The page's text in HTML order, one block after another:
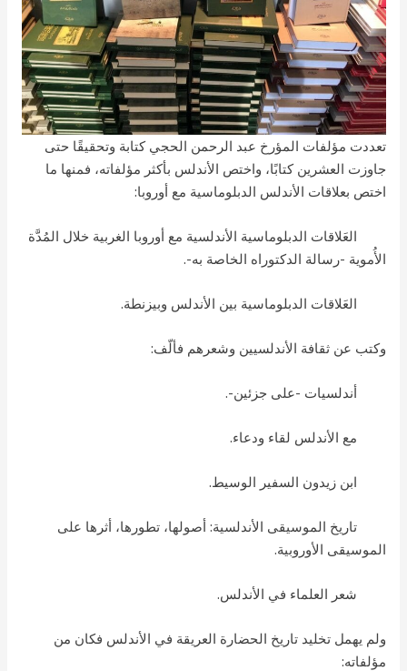
تعددت مؤلفات المؤرخ عبد الرحمن الحجي كتابة وتحقيقًا حتى
جاوزت العشرين كتابًا، واختص الأندلس بأكثر مؤلفاته، فمنها ما
اختص بعلاقات الأندلس الدبلوماسية مع أوروبا:
العَلاقات الدبلوماسية الأندلسية مع أوروبا الغربية خلال المُدَّة
الأُموية -رسالة الدكتوراه الخاصة به-.
العَلاقات الدبلوماسية بين الأندلس وبيزنطة.
وكتب عن ثقافة الأندلسيين وشعرهم فألّف:
أندلسيات -على جزئين-.
مع الأندلس لقاء ودعاء.
ابن زيدون السفير الوسيط.
تاريخ الموسيقى الأندلسية: أصولها، تطورها، أثرها على
الموسيقى الأوروبية.
شعر العلماء في الأندلس.
ولم يهمل تخليد تاريخ الحضارة العريقة في الأندلس فكان من
مؤلفاته: